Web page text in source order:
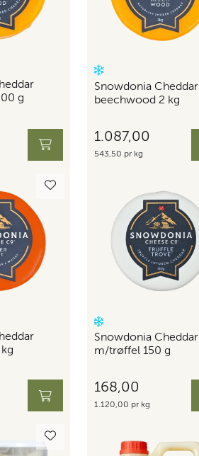
g
Snowdonia Cheddar
beechwood 2 kg
1.087,00
543,50 pr kg
Snowdonia Cheddar
m/trøffel 150 g
168,00
1.120,00 pr kg